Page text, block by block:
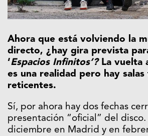
Ahora que está volviendo la
directo, ¿hay gira prevista
‘Espacios Infinitos’? La vuelta
es una realidad pero hay
reticentes.
Sí, por ahora hay dos fechas
presentación “oficial” del disco.
diciembre en Madrid y en